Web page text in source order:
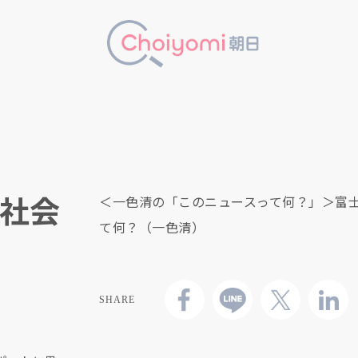
会
＜一色清の「このニュースって何？」＞
て何？（一色清）
SHARE